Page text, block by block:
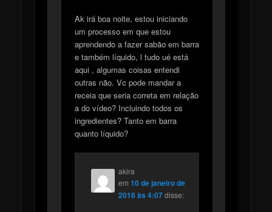
Ak irá boa noite, estou iniciando
um processo em que estou
aprendendo a fazer sabão em barra
e também líquido, l tudo ué está
aqui , algumas coisas entendi
outras não. Vc pode mandar a
receia que seria correta em relação
a do vídeo? Incluindo todos os
ingredientes? Tanto em barra
quanto líquido?
akira
em 10 de janeiro de
2016 às 4:07disse: